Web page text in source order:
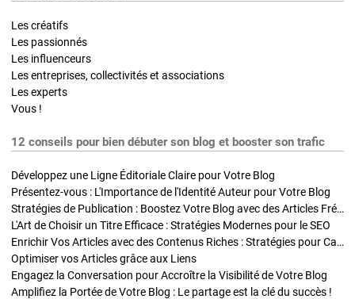
Les créatifs
Les passionnés
Les influenceurs
Les entreprises, collectivités et associations
Les experts
Vous !
12 conseils pour bien débuter son blog et booster son trafic
Développez une Ligne Éditoriale Claire pour Votre Blog
Présentez-vous : L'Importance de l'Identité Auteur pour Votre Blog
Stratégies de Publication : Boostez Votre Blog avec des Articles Fréquents et Exclusifs
L'Art de Choisir un Titre Efficace : Stratégies Modernes pour le SEO
Enrichir Vos Articles avec des Contenus Riches : Stratégies pour Captiver et Optimiser
Optimiser vos Articles grâce aux Liens
Engagez la Conversation pour Accroître la Visibilité de Votre Blog
Amplifiez la Portée de Votre Blog : Le partage est la clé du succès !